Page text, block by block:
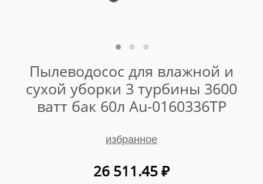
Пылеводосос для влажной и
сухой уборки 3 турбины 3600
ватт бак 60л Au-0160336TP
избранное
26 511.45₽